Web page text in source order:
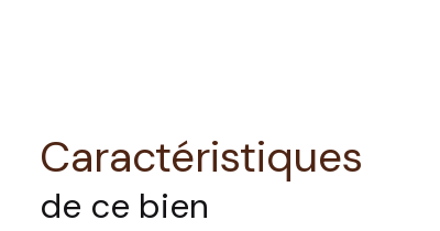
Caractéristiques
de ce bien